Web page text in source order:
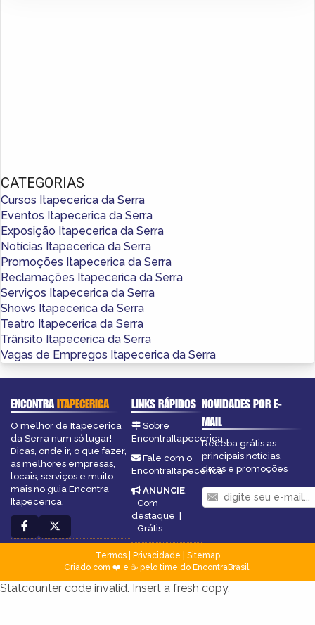
CATEGORIAS
Cursos Itapecerica da Serra
Eventos Itapecerica da Serra
Exposição Itapecerica da Serra
Notícias Itapecerica da Serra
Promoções Itapecerica da Serra
Reclamações Itapecerica da Serra
Serviços Itapecerica da Serra
Shows Itapecerica da Serra
Teatro Itapecerica da Serra
Trânsito Itapecerica da Serra
Vagas de Empregos Itapecerica da Serra
ENCONTRAITAPECERICA
O melhor de Itapecerica
da Serra num só lugar!
Dicas, onde ir, o que fazer,
as melhores empresas,
locais, serviços e muito
mais no guia Encontra
Itapecerica.
LINKS RÁPIDOS
Sobre
EncontraItapecerica
Fale com o
EncontraItapecerica
ANUNCIE:
Com
destaque
Grátis
NOVIDADES POR E-
MAIL
Receba grátis as
principais notícias,
dicas e promoções
Termos| Privacidade
Sitemap
Criado com ❤️ e ☕ pelo time do EncontraBrasil
Statcounter code invalid. Insert a fresh copy.